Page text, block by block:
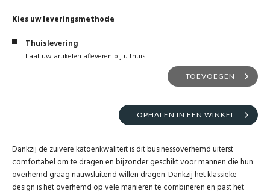
Kies uw leveringsmethode
Thuislevering
Laat uw artikelen afleveren bij u thuis
TOEVOEGEN
OPHALEN IN EEN WINKEL
Dankzij de zuivere katoenkwaliteit is dit businessoverhemd uiterst
comfortabel om te dragen en bijzonder geschikt voor mannen die hun
overhemd graag nauwsluitend willen dragen. Dankzij het klassieke
design is het overhemd op vele manieren te combineren en past het